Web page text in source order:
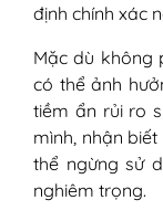
định chính xác
Mặc dù không
có thể ảnh
tiềm ẩn rủi ro
mình, nhận
thể ngừng sử
nghiêm trọng.